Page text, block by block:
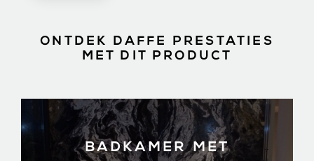
ONTDEK DAFFE PRESTATIES
MET DIT PRODUCT
BADKAMER MET